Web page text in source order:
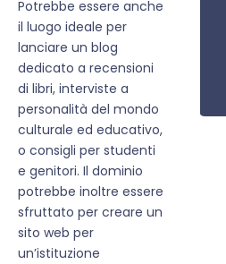
Potrebbe essere anche
il luogo ideale per
lanciare un blog
dedicato a recensioni
di libri, interviste a
personalità del mondo
culturale ed educativo,
o consigli per studenti
e genitori. Il dominio
potrebbe inoltre essere
sfruttato per creare un
sito web per
un’istituzione